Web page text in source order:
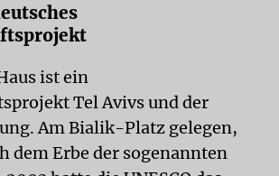
ist ein
Tel Avivs und der
Am Bialik-Platz gelegen,
dem Erbe der sogenannten